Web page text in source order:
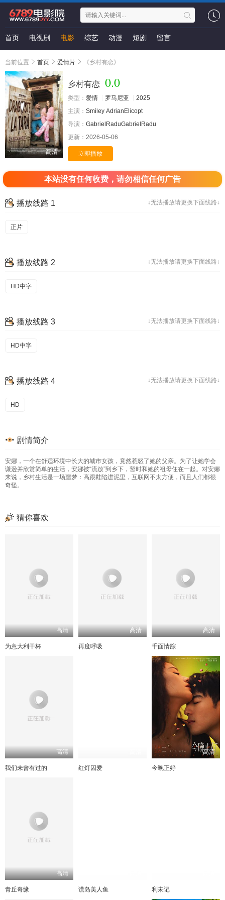
首页 电视剧 电影 综艺 动漫 短剧 留言
当前位置 首页 爱情片 《乡村有恋》
高清
乡村有恋 0.0
类型： 爱情 罗马尼亚
2025
主演： Smiley AdrianElicopt
导演： GabrielRaduGabrielRadu
更新： 2026-05-06
立即播放
本站没有任何收费，请勿相信任何广告
↓无法播放请更换下面线路↓
播放线路 1
正片
↓无法播放请更换下面线路↓
播放线路 2
HD中字
↓无法播放请更换下面线路↓
播放线路 3
HD中字
↓无法播放请更换下面线路↓
播放线路 4
HD
剧情简介
安娜，一个在舒适环境中长大的城市女孩，竟然惹怒了她的父亲。为了让她学会
谦逊并欣赏简单的生活，安娜被“流放”到乡下，暂时和她的祖母住在一起。对安娜
来说，乡村生活是一场噩梦：高跟鞋陷进泥里，互联网不太方便，而且人们都很
奇怪。
猜你喜欢
高清
为意大利干杯
高清
再度呼吸
高清
千面情踪
高清
我们未曾有过的 红灯囚爱
高清
今晚正好
高清
青丘奇缘 谎岛美人鱼 利未记